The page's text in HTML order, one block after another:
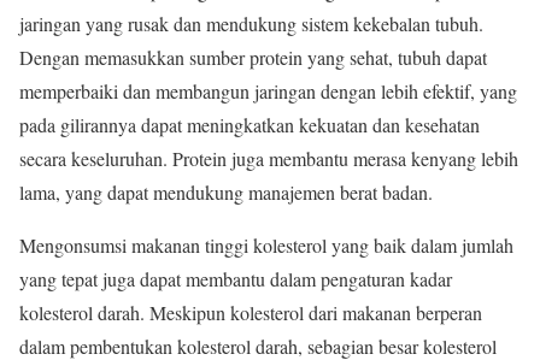
jaringan yang rusak dan mendukung sistem kekebalan tubuh.
Dengan memasukkan sumber protein yang sehat, tubuh dapat
memperbaiki dan membangun jaringan dengan lebih efektif, yang
pada gilirannya dapat meningkatkan kekuatan dan kesehatan
secara keseluruhan. Protein juga membantu merasa kenyang lebih
lama, yang dapat mendukung manajemen berat badan.
Mengonsumsi makanan tinggi kolesterol yang baik dalam jumlah
yang tepat juga dapat membantu dalam pengaturan kadar
kolesterol darah. Meskipun kolesterol dari makanan berperan
dalam pembentukan kolesterol darah, sebagian besar kolesterol